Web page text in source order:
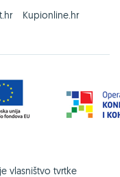
Kupionline.hr
vlasništvo tvrtke